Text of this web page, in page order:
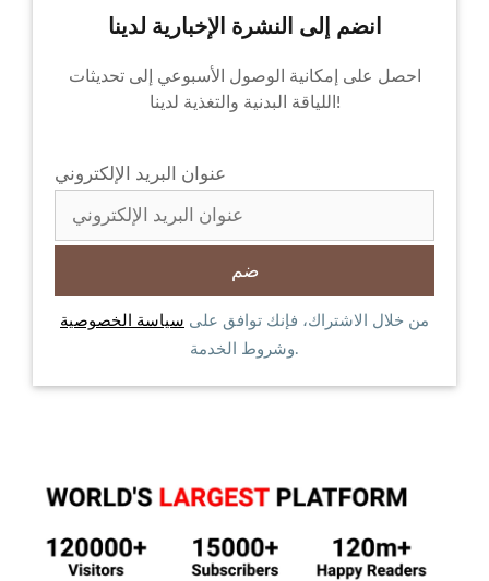
انضم إلى النشرة الإخبارية لدينا
احصل على إمكانية الوصول الأسبوعي إلى تحديثات
اللياقة البدنية والتغذية لدينا!
عنوان البريد الإلكتروني
من خلال الاشتراك، فإنك توافق على سياسة الخصوصية
وشروط الخدمة.